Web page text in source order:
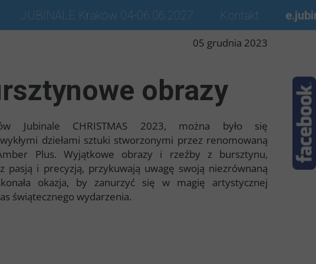
JUBINALE Kraków 04-06.06.2027 Kontakt
05 grudnia 2023
obrazy
Jubinale CHRISTMAS 2023, można było się
dziełami sztuki stworzonymi przez renomowaną
Plus. Wyjątkowe obrazy i rzeźby z bursztynu,
pasją i precyzją, przykuwają uwagę swoją niezrównaną
okazja, by zanurzyć się w magię artystycznej
świątecznego wydarzenia.